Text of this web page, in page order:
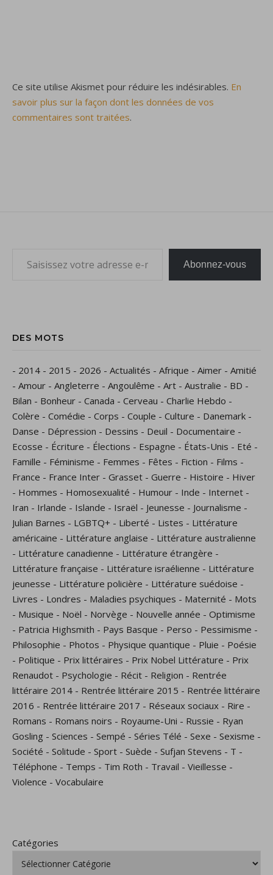
Ce site utilise Akismet pour réduire les indésirables. En
savoir plus sur la façon dont les données de vos
commentaires sont traitées.
Abonnez-vous
DES MOTS
- 2014 - 2015 - 2026 - Actualités - Afrique - Aimer - Amitié
- Amour - Angleterre - Angoulême - Art - Australie - BD -
Bilan - Bonheur - Canada - Cerveau - Charlie Hebdo -
Colère - Comédie - Corps - Couple - Culture - Danemark -
Danse - Dépression - Dessins - Deuil - Documentaire -
Ecosse - Écriture - Élections - Espagne - États-Unis - Eté -
Famille - Féminisme - Femmes - Fêtes - Fiction - Films -
France - France Inter - Grasset - Guerre - Histoire - Hiver
- Hommes - Homosexualité - Humour - Inde - Internet -
Iran - Irlande - Islande - Israël - Jeunesse - Journalisme -
Julian Barnes - LGBTQ+ - Liberté - Listes - Littérature
américaine - Littérature anglaise - Littérature australienne
- Littérature canadienne - Littérature étrangère -
Littérature française - Littérature israélienne - Littérature
jeunesse - Littérature policière - Littérature suédoise -
Livres - Londres - Maladies psychiques - Maternité - Mots
- Musique - Noël - Norvège - Nouvelle année - Optimisme
- Patricia Highsmith - Pays Basque - Perso - Pessimisme -
Philosophie - Photos - Physique quantique - Pluie - Poésie
- Politique - Prix littéraires - Prix Nobel Littérature - Prix
Renaudot - Psychologie - Récit - Religion - Rentrée
littéraire 2014 - Rentrée littéraire 2015 - Rentrée littéraire
2016 - Rentrée littéraire 2017 - Réseaux sociaux - Rire -
Romans - Romans noirs - Royaume-Uni - Russie - Ryan
Gosling - Sciences - Sempé - Séries Télé - Sexe - Sexisme -
Société - Solitude - Sport - Suède - Sufjan Stevens - T -
Téléphone - Temps - Tim Roth - Travail - Vieillesse -
Violence - Vocabulaire
Catégories